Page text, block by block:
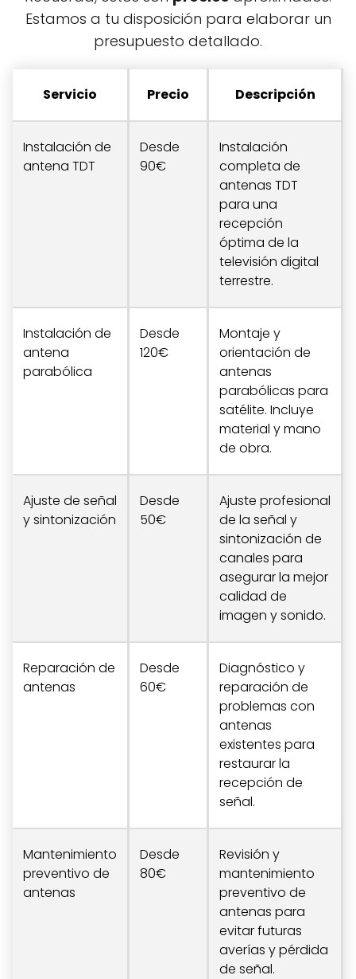
Estamos a tu disposición para elaborar un
presupuesto detallado.
Servicio Precio Descripción
Instalación de
antena TDT
Desde
90€
Instalación
completa de
antenas TDT
para una
recepción
óptima de la
televisión digital
terrestre.
Instalación de
antena
parabólica
Desde
120€
Montaje y
orientación de
antenas
parabólicas para
satélite. Incluye
material y mano
de obra.
Ajuste de señal
y sintonización
Desde
50€
Ajuste profesional
de la señal y
sintonización de
canales para
asegurar la mejor
calidad de
imagen y sonido.
Reparación de
antenas
Desde
60€
Diagnóstico y
reparación de
problemas con
antenas
existentes para
restaurar la
recepción de
señal.
Mantenimiento
preventivo de
antenas
Desde
80€
Revisión y
mantenimiento
preventivo de
antenas para
evitar futuras
averías y pérdida
de señal.